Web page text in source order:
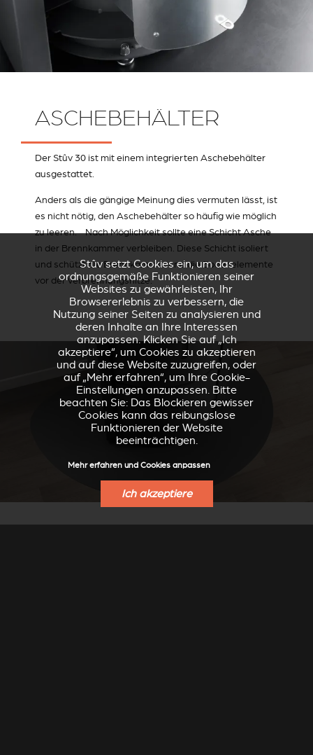
ASCHEBEHÄLTER
Der Stûv 30 ist mit einem integrierten Aschebehälter
ausgestattet.
Anders als die gängige Meinung dies vermuten lässt, ist
es nicht nötig, den Aschebehälter so häufig wie möglich
zu leeren. Nach Möglichkeit sollte eine Schicht Asche
in der Brennkammer verbleiben. Diese Schicht isoliert
und schützt die Brennkammer und die Bodenelemente
vor der Verbrennungshitze.
Stûv setzt Cookies ein, um das
ordnungsgemäße Funktionieren seiner
Websites zu gewährleisten, Ihr
Browsererlebnis zu verbessern, die
Nutzung seiner Seiten zu analysieren und
deren Inhalte an Ihre Interessen
anzupassen. Klicken Sie auf „Ich
akzeptiere“, um Cookies zu akzeptieren
und auf diese Website zuzugreifen, oder
auf „Mehr erfahren“, um Ihre Cookie-
Einstellungen anzupassen. Bitte
beachten Sie: Das Blockieren gewisser
Cookies kann das reibungslose
Funktionieren der Website
beeinträchtigen.
Mehr erfahren und Cookies anpassen
Ich akzeptiere